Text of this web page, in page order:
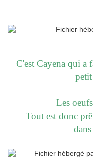
C'est Cayena qui a
Les
Tout est donc